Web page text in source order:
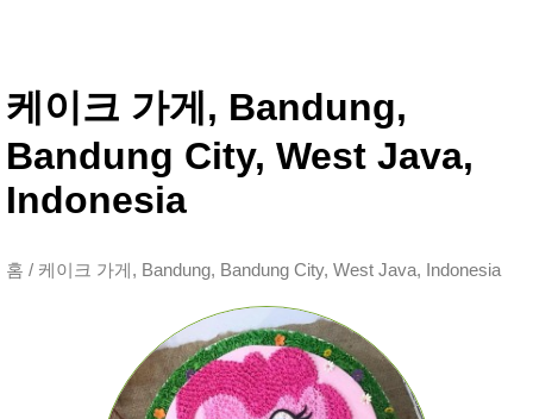
케이크 가게, Bandung,
Bandung City, West Java,
Indonesia
홈 / 케이크 가게, Bandung, Bandung City, West Java, Indonesia